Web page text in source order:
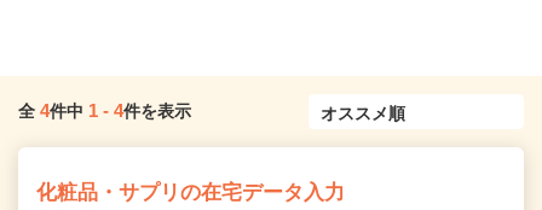
全 4件中 1 - 4件を表示
化粧品・サプリの在宅データ入力